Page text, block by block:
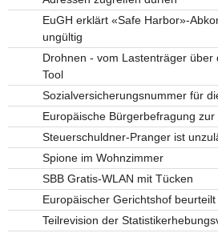
EuGH erklärt «Safe Harbor»-
ungültig
Drohnen - vom Lastenträger über
Tool
Sozialversicherungsnummer für
Europäische Bürgerbefragung zur
Steuerschuldner-Pranger ist
Spione im Wohnzimmer
SBB Gratis-WLAN mit Tücken
Europäischer Gerichtshof
Teilrevision der